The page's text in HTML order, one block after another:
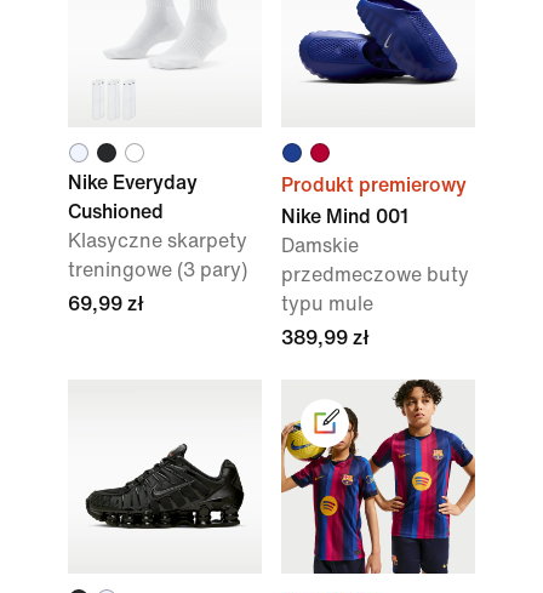
Nike Everyday
Cushioned
Klasyczne skarpety
treningowe (3 pary)
69,99 zł
Produkt premierowy
Nike Mind 001
Damskie
przedmeczowe buty
typu mule
389,99 zł